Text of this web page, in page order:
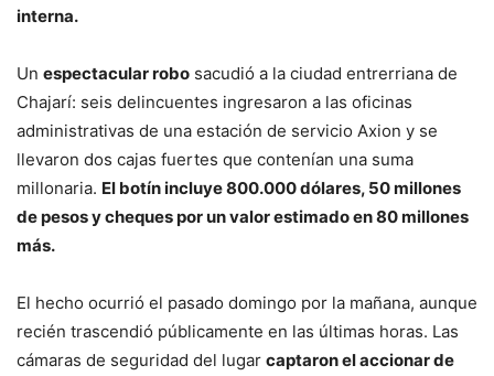
interna.
Un espectacular robo sacudió a la ciudad entrerriana de
Chajarí: seis delincuentes ingresaron a las oficinas
administrativas de una estación de servicio Axion y se
llevaron dos cajas fuertes que contenían una suma
millonaria. El botín incluye 800.000 dólares, 50 millones
de pesos y cheques por un valor estimado en 80 millones
más.
El hecho ocurrió el pasado domingo por la mañana, aunque
recién trascendió públicamente en las últimas horas. Las
cámaras de seguridad del lugar captaron el accionar de